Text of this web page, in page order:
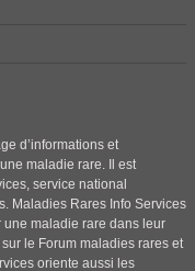
d’informations et
maladie rare. Il est
service national
Maladies Rares Info Services
maladie rare dans leur
le Forum maladies rares et
oriente aussi les